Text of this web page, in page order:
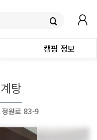
캠핑 정보
탕
정원로 83-9